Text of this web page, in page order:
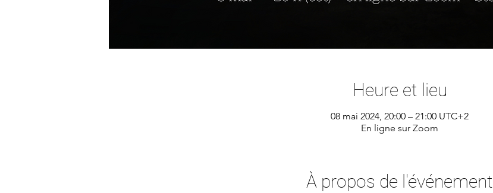
Heure et lieu
08 mai 2024, 20:00 – 21:00 UTC+2
En ligne sur Zoom
À propos de l'événement